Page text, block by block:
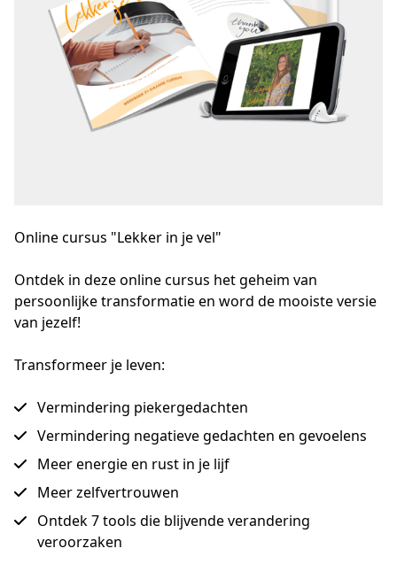
Online cursus "Lekker in je vel"
Ontdek in deze online cursus het geheim van
persoonlijke transformatie en word de mooiste versie
van jezelf!
Transformeer je leven:
Vermindering piekergedachten
Vermindering negatieve gedachten en gevoelens
Meer energie en rust in je lijf
Meer zelfvertrouwen
Ontdek 7 tools die blijvende verandering
veroorzaken